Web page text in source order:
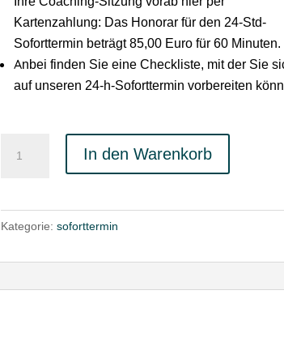
Kartenzahlung: Das Honorar für den 24-Std-
Soforttermin beträgt 85,00 Euro für 60 Minuten.
Anbei finden Sie eine Checkliste, mit der Sie
auf unseren 24-h-Soforttermin vorbereiten
Menge
In den Warenkorb
Kategorie:soforttermin